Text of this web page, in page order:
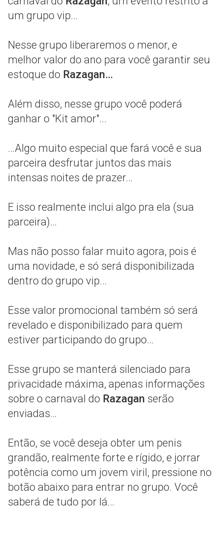
um grupo vip…
Nesse grupo liberaremos o menor, e
melhor valor do ano para você garantir seu
estoque do Razagan…
Além disso, nesse grupo você poderá
ganhar o "Kit amor"...
…Algo muito especial que fará você e sua
parceira desfrutar juntos das mais
intensas noites de prazer…
E isso realmente inclui algo pra ela (sua
parceira)…
Mas não posso falar muito agora, pois é
uma novidade, e só será disponibilizada
dentro do grupo vip…
Esse valor promocional também só será
revelado e disponibilizado para quem
estiver participando do grupo…
Esse grupo se manterá silenciado para
privacidade máxima, apenas informações
sobre o carnaval do Razagan serão
enviadas…
Então, se você deseja obter um penis
grandão, realmente forte e rígido, e jorrar
potência como um jovem viril, pressione no
botão abaixo para entrar no grupo. Você
saberá de tudo por lá…